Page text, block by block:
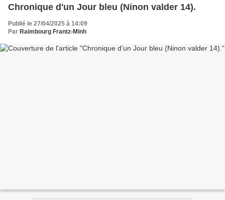
Chronique d'un Jour bleu (Ninon valder 14).
Publié le 27/04/2025 à 14:09
Par Raimbourg Frantz-Minh